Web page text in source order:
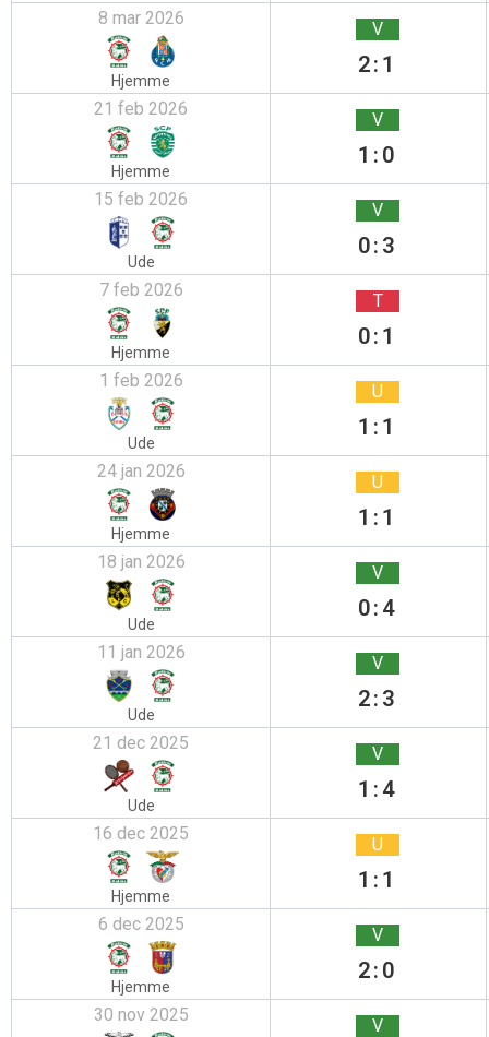
8 mar 2026
Hjemme
V
2:1
21 feb 2026
Hjemme
V
1:0
15 feb 2026
Ude
V
0:3
7 feb 2026
Hjemme
T
0:1
1 feb 2026
Ude
U
1:1
24 jan 2026
Hjemme
U
1:1
18 jan 2026
Ude
V
0:4
11 jan 2026
Ude
V
2:3
21 dec 2025
Ude
V
1:4
16 dec 2025
Hjemme
U
1:1
6 dec 2025
Hjemme
V
2:0
30 nov 2025 V